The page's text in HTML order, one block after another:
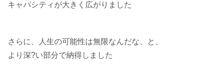
キャパシティが大きく広がりました
さらに、人生の可能性は無限なんだな、と、
より深?い部分で納得しました